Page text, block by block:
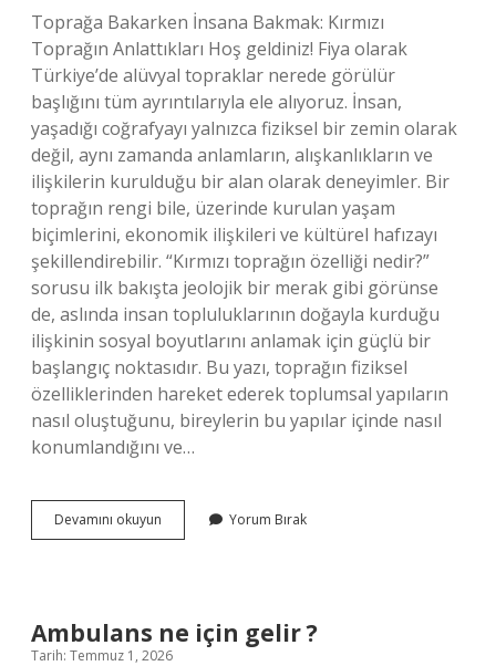
Toprağa Bakarken İnsana Bakmak: Kırmızı
Toprağın Anlattıkları Hoş geldiniz! Fiya olarak
Türkiye’de alüvyal topraklar nerede görülür
başlığını tüm ayrıntılarıyla ele alıyoruz. İnsan,
yaşadığı coğrafyayı yalnızca fiziksel bir zemin olarak
değil, aynı zamanda anlamların, alışkanlıkların ve
ilişkilerin kurulduğu bir alan olarak deneyimler. Bir
toprağın rengi bile, üzerinde kurulan yaşam
biçimlerini, ekonomik ilişkileri ve kültürel hafızayı
şekillendirebilir. “Kırmızı toprağın özelliği nedir?”
sorusu ilk bakışta jeolojik bir merak gibi görünse
de, aslında insan topluluklarının doğayla kurduğu
ilişkinin sosyal boyutlarını anlamak için güçlü bir
başlangıç noktasıdır. Bu yazı, toprağın fiziksel
özelliklerinden hareket ederek toplumsal yapıların
nasıl oluştuğunu, bireylerin bu yapılar içinde nasıl
konumlandığını ve…
Devamını okuyun Türkiye’de
alüvyal
Yorum Bırak
Ambulans ne için gelir ?
Tarih: Temmuz 1, 2026